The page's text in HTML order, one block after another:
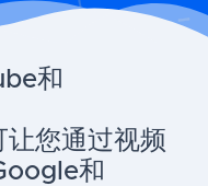
和
您通过视频
和